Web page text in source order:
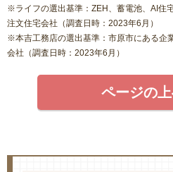
※ライフの選出基準：ZEH、蓄電池、AI住
注文住宅会社（調査日時：2023年6月）
※本吉工務店の選出基準：市原市にある企
会社（調査日時：2023年6月）
ページの